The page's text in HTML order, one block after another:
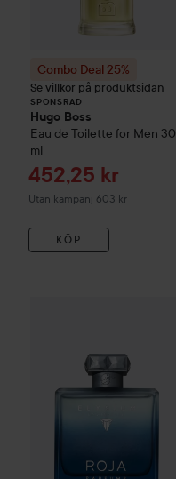
Combo Deal 25%
Se villkor på produktsidan
SPONSRAD
Hugo Boss
Eau de Toilette for Men 30
ml
Reapris
452,25 kr
Utan kampanj 603 kr
KÖP